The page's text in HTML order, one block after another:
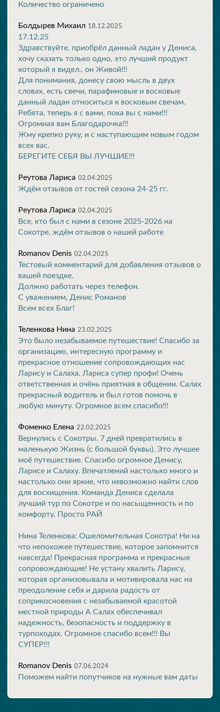
Количество ограничено
Болдырев Михаил 18.12.2025
17.12.25
Здравствуйте, приобрёл данный ладан у Дениса,
хочу сказать только одно, это лучший продукт
который я видел., он Живой!!!
Для понимания, донесу свою мысль в двух
словах, есть свечи, парафиновые и восковые
данный ладан относиться к восковым свечам.
Ребята, теперь я с вами, пока вы с нами!!!
Огромная вам Благодарочка!!!
Жму крепко руку, и с наступающим новым годом
всех вас.
БЕРЕГИТЕ СЕБЯ ВЫ ЛУЧШИЕ!!!
Реутова Лариса 02.04.2025
Ждём отзывов от гостей сезона 24-25 гг.
Реутова Лариса 02.04.2025
Все, кто был с нами в сезоне 2025-2026 на
Сокотре, ждём отзывов о нашей работе
Romanov Denis 02.04.2025
Тестовый комментарий для добавления отзывов о
вашей поездке.
Должно работать через телефон.
С уважением, Денис Романов
Всем всех Благ!
Теленкова Нина 23.02.2025
Это было незабываемое путешествие! Спасибо за
организацию, интересную программу и
прекрасное отношение сопровождающих нас
Ларису и Салаха. Лариса супер профи! Очень
ответственная и очёнь приятная в общении. Салах
прекрасный водитель и был готов помочь в
любую минуту. Огромное всем спасибо!!!
Фоменко Елена 22.02.2025
Вернулись с Сокотры. 7 дней превратились в
маленькую Жизнь (с большой буквы). Это лучшее
моё путешествие. Спасибо огромное Денису,
Ларисе и Салаху. Впечатлений настолько много и
настолько они яркие, что невозможно найти слов
для восхищения. Команда Дениса сделала
лучший тур по Сокотре и по насыщенность и по
комфорту. Просто РАЙ
Нина Теленкова: Ошеломительная Сокотра! Ни на
что непохожее путешествие, которое запомнится
навсегда! Прекрасная программа и прекрасные
сопровождающие! Не устану хвалить Ларису,
которая организовывала и мотивировала нас на
преодоление себя и дарила радость от
соприкосновения с незабываемой красотой
местной природы А Салах обеспечивал
надежность, безопасность и поддержку в
турпоходах. Огромное спасибо всем!!! Вы
СУПЕР!!!
Romanov Denis 07.06.2024
Поможем найти попутчиков на нужные вам даты